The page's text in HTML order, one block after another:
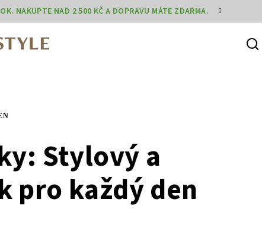
NAKUPTE NAD 2 500 KČ A DOPRAVU MÁTE ZDARMA.
Stylový a
pro každý den